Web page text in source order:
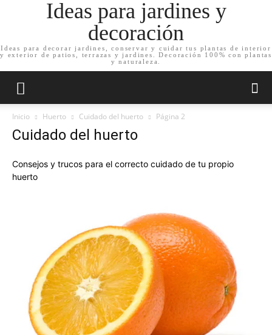
Ideas para jardines y
decoración
Ideas para decorar jardines, conservar y cuidar tus plantas de interior
y exterior de patios, terrazas y jardines. Decoración 100% con plantas
y naturaleza.
Inicio Huerto Cuidado del huerto Página 2
Cuidado del huerto
Consejos y trucos para el correcto cuidado de tu propio
huerto